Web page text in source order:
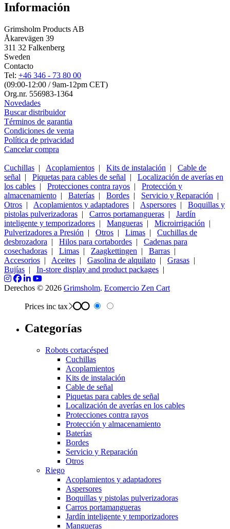
Información
Grimsholm Products AB
Åkarevägen 39
311 32 Falkenberg
Sweden
Contacto
Tel: +46 346 - 73 80 00
(09:00-12:00 / 9am-12pm CET)
Org.nr. 556983-1364
Novedades
Buscar distribuidor
Términos de garantia
Condiciones de venta
Política de privacidad
Cancelar compra
Cuchillas | Acoplamientos | Kits de instalación | Cable de
señal | Piquetas para cables de señal | Localización de averías en
los cables | Protecciones contra rayos | Protección y
almacenamiento | Baterías | Bordes | Servicio y Reparación |
Otros | Acoplamientos y adaptadores | Aspersores | Boquillas y
pistolas pulverizadoras | Carros portamangueras | Jardín
inteligente y temporizadores | Mangueras | Microirrigación |
Pulverizadores a Presión | Otros | Limas | Cuchillas de
desbrozadora | Hilos para cortabordes | Cadenas para
cosechadoras | Limas | Zaagkettingen | Barras |
Accesorios | Aceites | Gasolina de alquilato | Grasas |
Bujías | In-store display and product packages |
Derechos © 2026 Grimsholm. Ecomercio Zen Cart
Prices inc tax
Categorías
Robots cortacésped
Cuchillas
Acoplamientos
Kits de instalación
Cable de señal
Piquetas para cables de señal
Localización de averías en los cables
Protecciones contra rayos
Protección y almacenamiento
Baterías
Bordes
Servicio y Reparación
Otros
Riego
Acoplamientos y adaptadores
Aspersores
Boquillas y pistolas pulverizadoras
Carros portamangueras
Jardín inteligente y temporizadores
Mangueras